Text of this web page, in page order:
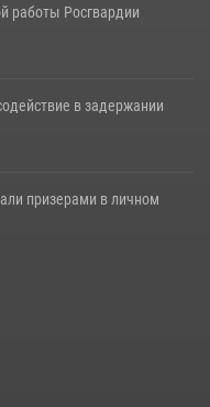
работы Росгвардии
в задержании
призерами в личном